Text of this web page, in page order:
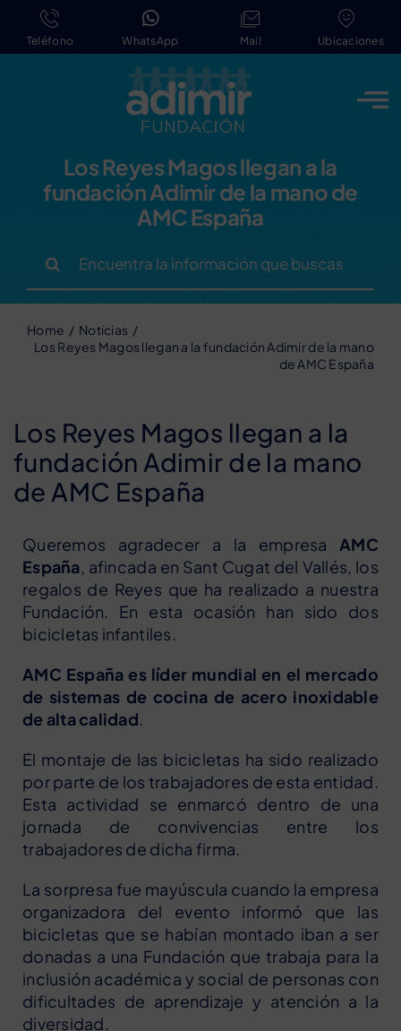
Saltar
contenido
Teléfono WhatsApp Mail Ubicaciones
Los Reyes Magos llegan a la
fundación Adimir de la mano de
AMC España
Home
Noticias
Los Reyes Magos llegan a la fundación Adimir de la mano
de AMC España
Los Reyes Magos llegan a la
fundación Adimir de la mano
de AMC España
Queremos agradecer a la empresa AMC
España, afincada en Sant Cugat del Vallés, los
regalos de Reyes que ha realizado a nuestra
Fundación. En esta ocasión han sido dos
bicicletas infantiles.
AMC España es líder mundial en el mercado
de sistemas de cocina de acero inoxidable
de alta calidad.
El montaje de las bicicletas ha sido realizado
por parte de los trabajadores de esta entidad.
Esta actividad se enmarcó dentro de una
jornada de convivencias entre los
trabajadores de dicha firma.
La sorpresa fue mayúscula cuando la empresa
organizadora del evento informó que las
bicicletas que se habían montado iban a ser
donadas a una Fundación que trabaja para la
inclusión académica y social de personas con
dificultades de aprendizaje y atención a la
diversidad.